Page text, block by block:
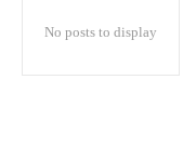
No posts to display